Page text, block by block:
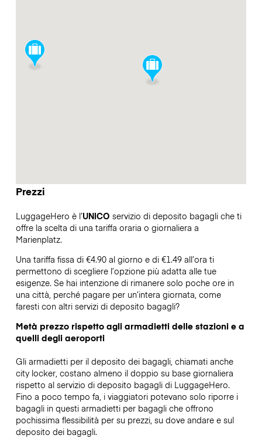
Prezzi
LuggageHero è l’UNICO servizio di deposito bagagli che ti
offre la scelta di una tariffa oraria o giornaliera a
Marienplatz.
Una tariffa fissa di €4.90 al giorno e di €1.49 all’ora ti
permettono di scegliere l’opzione più adatta alle tue
esigenze. Se hai intenzione di rimanere solo poche ore in
una città, perché pagare per un’intera giornata, come
faresti con altri servizi di deposito bagagli?
Metà prezzo rispetto agli armadietti delle stazioni e a
quelli degli aeroporti
Gli armadietti per il deposito dei bagagli, chiamati anche
city locker, costano almeno il doppio su base giornaliera
rispetto al servizio di deposito bagagli di LuggageHero.
Fino a poco tempo fa, i viaggiatori potevano solo riporre i
bagagli in questi armadietti per bagagli che offrono
pochissima flessibilità per su prezzi, su dove andare e sul
deposito dei bagagli.